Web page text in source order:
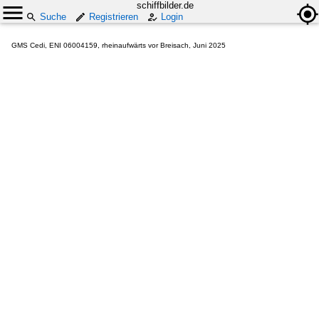
schiffbilder.de
Suche
Registrieren Login
GMS Cedi, ENI 06004159, rheinaufwärts vor Breisach, Juni 2025